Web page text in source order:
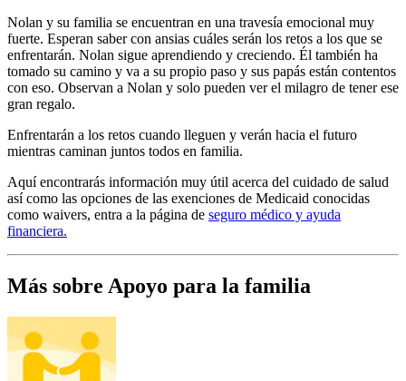
Nolan y su familia se encuentran en una travesía emocional muy
fuerte. Esperan saber con ansias cuáles serán los retos a los que se
enfrentarán. Nolan sigue aprendiendo y creciendo. Él también ha
tomado su camino y va a su propio paso y sus papás están contentos
con eso. Observan a Nolan y solo pueden ver el milagro de tener ese
gran regalo.
Enfrentarán a los retos cuando lleguen y verán hacia el futuro
mientras caminan juntos todos en familia.
Aquí encontrarás información muy útil acerca del cuidado de salud
así como las opciones de las exenciones de Medicaid conocidas
como waivers, entra a la página de seguro médico y ayuda
financiera.
Más sobre Apoyo para la familia